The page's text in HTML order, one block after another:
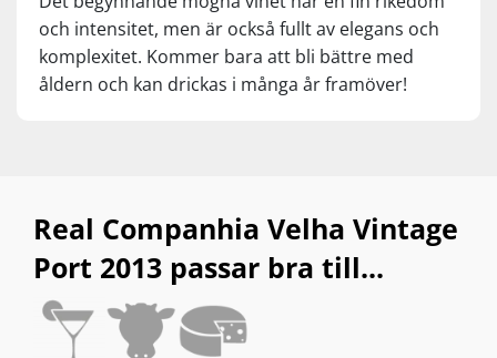
och intensitet, men är också fullt av elegans och
komplexitet. Kommer bara att bli bättre med
åldern och kan drickas i många år framöver!
Real Companhia Velha Vintage
Port 2013 passar bra till...